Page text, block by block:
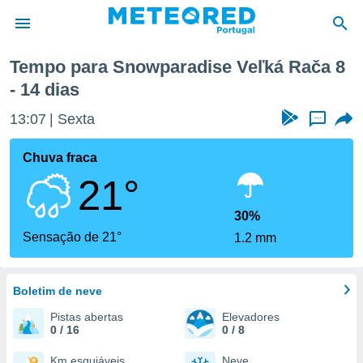
da
foi
para
fornecidas
e
digital
Tempo para Snowparadise Veľká Rača 8
- 14 dias
13:07 Sexta ...
Chuva fraca
21°
Sensação de 21°
30%
1.2 mm
Boletim de neve
Pistas abertas
0 / 16
Elevadores
0 / 8